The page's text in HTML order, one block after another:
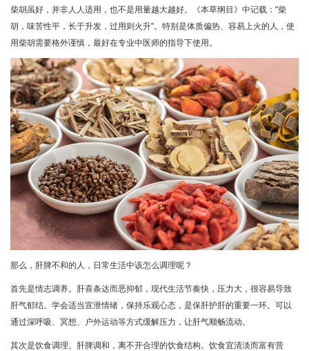
柴胡虽好，并非人人适用，也不是用量越大越好。《本草纲目》中记载："柴
胡，味苦性平，长于升发，过用则火升"。特别是体质偏热、容易上火的人，使
用柴胡需要格外谨慎，最好在专业中医师的指导下使用。
那么，肝脾不和的人，日常生活中该怎么调理呢？
首先是情志调养。肝喜条达而恶抑郁，现代生活节奏快，压力大，很容易导致
肝气郁结。学会适当宣泄情绪，保持乐观心态，是保肝护肝的重要一环。可以
通过深呼吸、冥想、户外运动等方式缓解压力，让肝气顺畅流动。
其次是饮食调理。肝脾调和，离不开合理的饮食结构。饮食宜清淡而富有营